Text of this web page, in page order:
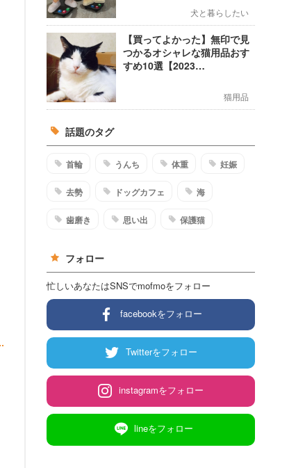
犬と暮らしたい
【買ってよかった】無印で見
つかるオシャレな猫用品おす
すめ10選【2023…
猫用品
話題のタグ
首輪 うんち 体重 妊娠
去勢 ドッグカフェ 海
歯磨き 思い出 保護猫
フォロー
忙しいあなたはSNSでmofmoをフォロー
facebookをフォロー
Twitterをフォロー
instagramをフォロー
lineをフォロー